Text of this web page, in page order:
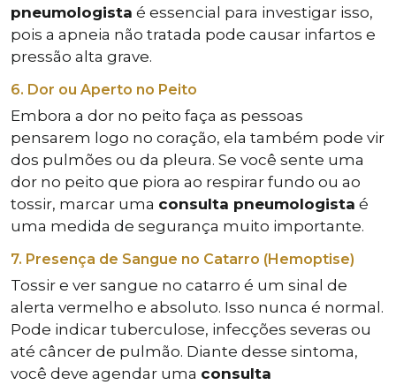
pneumologista é essencial para investigar isso,
pois a apneia não tratada pode causar infartos e
pressão alta grave.
6. Dor ou Aperto no Peito
Embora a dor no peito faça as pessoas
pensarem logo no coração, ela também pode vir
dos pulmões ou da pleura. Se você sente uma
dor no peito que piora ao respirar fundo ou ao
tossir, marcar uma consulta pneumologista é
uma medida de segurança muito importante.
7. Presença de Sangue no Catarro (Hemoptise)
Tossir e ver sangue no catarro é um sinal de
alerta vermelho e absoluto. Isso nunca é normal.
Pode indicar tuberculose, infecções severas ou
até câncer de pulmão. Diante desse sintoma,
você deve agendar uma consulta